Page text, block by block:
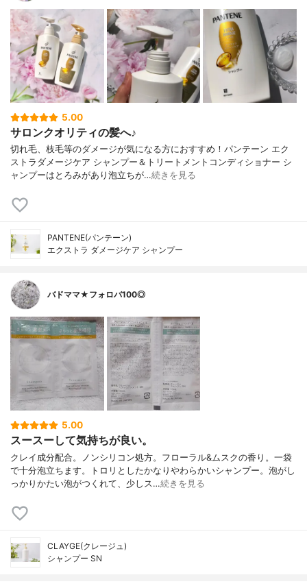
5.00
サロンクオリティの髪へ♪
切れ毛、枝毛等のダメージが気になる方におすすめ！パンテーン エク
ストラダメージケア シャンプー＆トリートメントコンディショナー シ
ャンプーはとろみがあり泡立ちが…続きを見る
PANTENE(パンテーン)
エクストラ ダメージケア シャンプー
バドママ★フォロバ100◎
5.00
スースーして気持ちが良い。
クレイ成分配合。ノンシリコン処方。フローラル&ムスクの香り。一袋
で十分泡立ちます。トロリとしたかなりやわらかいシャンプー。泡がし
っかりかたい泡がつくれて、少しス…続きを見る
CLAYGE(クレージュ)
シャンプー SN